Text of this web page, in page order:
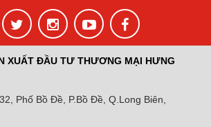
XUẤT ĐẦU TƯ THƯƠNG MẠI HƯNG
Phố Bồ Đề, P.Bồ Đề, Q.Long Biên,